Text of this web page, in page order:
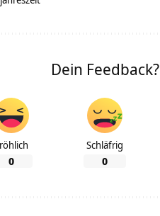
Dein Feedback?
0
Schläfrig
0